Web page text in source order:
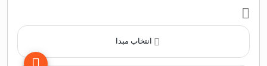
انتخاب مبدا